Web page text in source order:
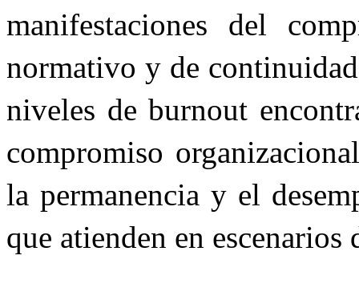
manifestaciones del
normativo y de
niveles de burnout
compromiso
la permanencia y el
que atienden en